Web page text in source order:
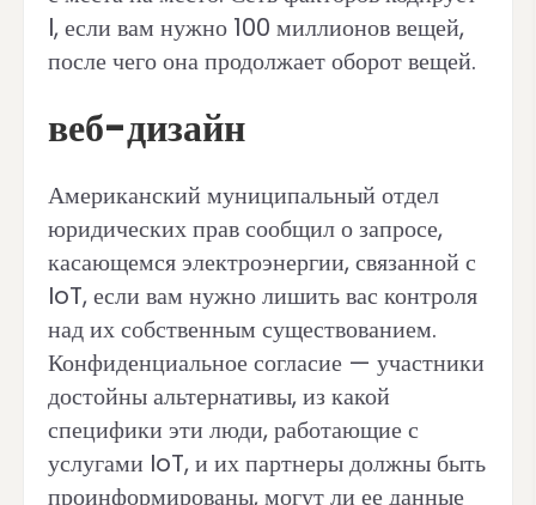
l, если вам нужно 100 миллионов вещей,
после чего она продолжает оборот вещей.
веб-дизайн
Американский муниципальный отдел
юридических прав сообщил о запросе,
касающемся электроэнергии, связанной с
IoT, если вам нужно лишить вас контроля
над их собственным существованием.
Конфиденциальное согласие — участники
достойны альтернативы, из какой
специфики эти люди, работающие с
услугами IoT, и их партнеры должны быть
проинформированы, могут ли ее данные